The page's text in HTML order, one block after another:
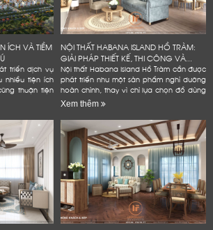
ÍCH VÀ TIỀM
triển dịch vụ
nhiều tiện ích
thuận tiện
đảo. Đây
NỘI THẤT HABANA ISLAND HỒ TRÀM:
GIẢI PHÁP THIẾT KẾ, THI CÔNG VÀ...
Nội thất Habana Island Hồ Tràm cần được
phát triển như một sản phẩm nghỉ dưỡng
hoàn chỉnh, thay vì chỉ lựa chọn đồ dùng
theo sở thích hoặc lấp đầy các khoảng
Xem thêm